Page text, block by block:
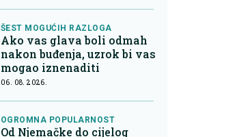
ŠEST MOGUĆIH RAZLOGA
Ako vas glava boli odmah
nakon buđenja, uzrok bi vas
mogao iznenaditi
06. 08. 2026.
OGROMNA POPULARNOST
Od Njemačke do cijelog